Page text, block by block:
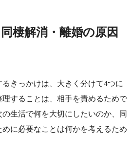
棲解消・離婚の原因
きっかけは、大きく分けて4つに
することは、相手を責めるためで
生活で何を大切にしたいのか、同
に必要なことは何かを考えるため